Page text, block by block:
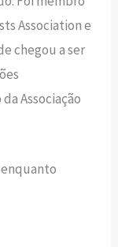
Association e
chegou a ser
Associação
enquanto